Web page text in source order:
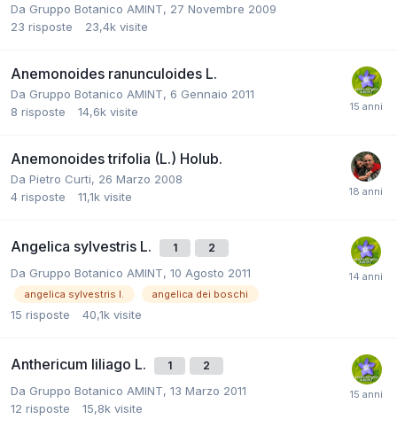
Da Gruppo Botanico AMINT, 27 Novembre 2009
23 risposte 23,4k visite
Anemonoides ranunculoides L.
Da Gruppo Botanico AMINT, 6 Gennaio 2011
8 risposte 14,6k visite
Anemonoides trifolia (L.) Holub.
Da Pietro Curti, 26 Marzo 2008
4 risposte 11,1k visite
Angelica sylvestris L. 1 2
Da Gruppo Botanico AMINT, 10 Agosto 2011
angelica sylvestris l. angelica dei boschi
15 risposte 40,1k visite
Anthericum liliago L. 1 2
Da Gruppo Botanico AMINT, 13 Marzo 2011
12 risposte 15,8k visite